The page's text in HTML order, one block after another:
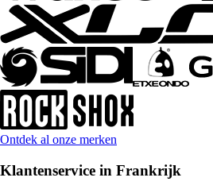
Ontdek al onze merken
Klantenservice in Frankrijk